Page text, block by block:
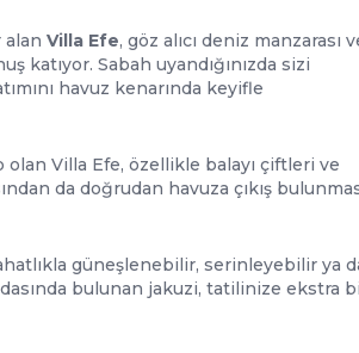
alan Villa Efe, göz alıcı deniz manzarası
Sabah uyandığınızda sizi
havuz kenarında keyifle
Villa Efe, özellikle balayı çiftleri ve
da doğrudan havuza çıkış
güneşlenebilir, serinleyebilir ya
bulunan jakuzi, tatilinize ekstra